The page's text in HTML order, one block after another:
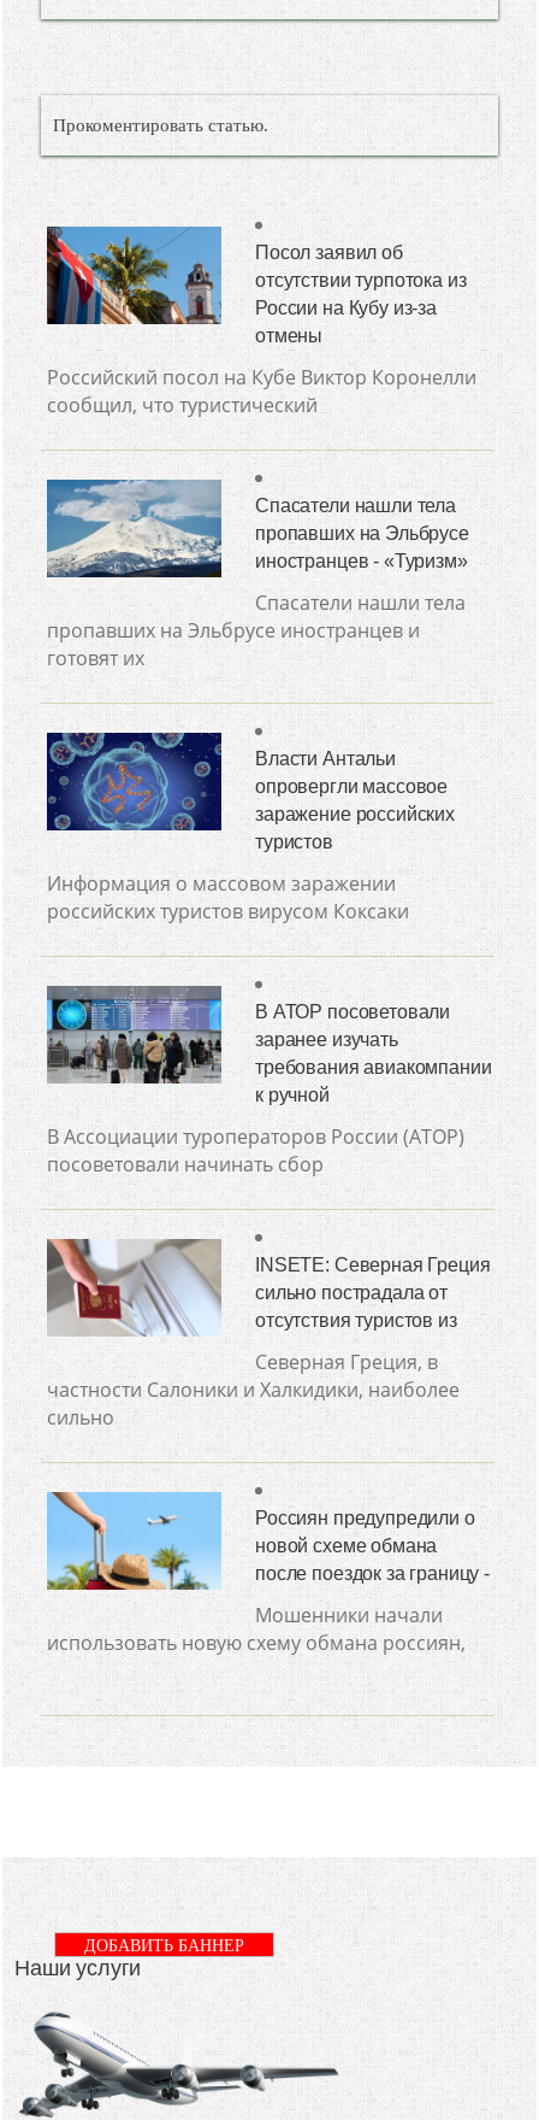
Прокоментировать статью.
Посол заявил об
отсутствии турпотока из
России на Кубу из-за
отмены
Российский посол на Кубе Виктор Коронелли
сообщил, что туристический
Спасатели нашли тела
пропавших на Эльбрусе
иностранцев - «Туризм»
Спасатели нашли тела
пропавших на Эльбрусе иностранцев и
готовят их
Власти Антальи
опровергли массовое
заражение российских
туристов
Информация о массовом заражении
российских туристов вирусом Коксаки
В АТОР посоветовали
заранее изучать
требования авиакомпании
к ручной
В Ассоциации туроператоров России (АТОР)
посоветовали начинать сбор
INSETE: Северная Греция
сильно пострадала от
отсутствия туристов из
Северная Греция, в
частности Салоники и Халкидики, наиболее
сильно
Россиян предупредили о
новой схеме обмана
после поездок за границу -
Мошенники начали
использовать новую схему обмана россиян,
Наши услуги
ДОБАВИТЬ БАННЕР